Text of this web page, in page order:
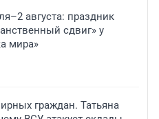
августа: праздник
сдвиг» у
мира»
граждан. Татьяна